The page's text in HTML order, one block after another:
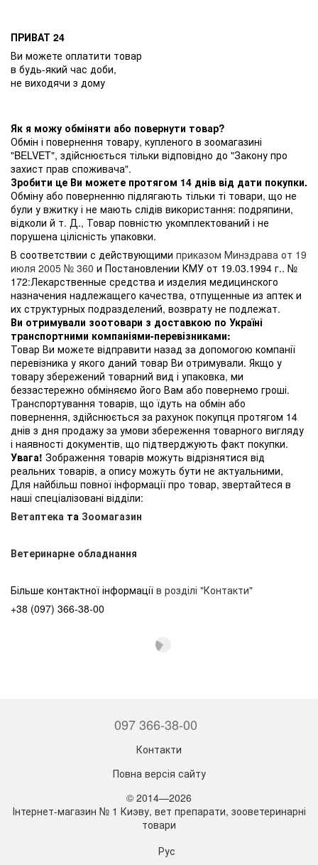
ПРИВАТ 24
Ви можете оплатити товар
в будь-який час доби,
не виходячи з дому
Як я можу обміняти або повернути товар?
Обмін і повернення товару, купленого в зоомагазині
"BELVET", здійснюється тільки відповідно до "Закону про
захист прав споживача".
Зробити це Ви можете протягом 14 днів від дати покупки.
Обміну або поверненню підлягають тільки ті товари, що не
були у вжитку і не мають слідів використання: подряпини,
відколи й т. Д., Товар повністю укомплектований і не
порушена цілісність упаковки.
В соответствии с действующими приказом Минздрава от 19
июля 2005 № 360 и Постановлении КМУ от 19.03.1994 г.. №
172:Лекарственные средства и изделия медицинского
назначения надлежащего качества, отпущенные из аптек и
их структурных подразделений, возврату не подлежат.
Ви отримували зоотовари з доставкою по Україні
транспортними компаніями-перевізниками:
Товар Ви можете відправити назад за допомогою компанії
перевізника у якого даний товар Ви отримували. Якщо у
товару збережений товарний вид і упаковка, ми
беззастережно обміняємо його Вам або повернемо гроші.
Транспортування товарів, що їдуть на обмін або
повернення, здійснюється за рахунок покупця протягом 14
днів з дня продажу за умови збереження товарного вигляду
і наявності документів, що підтверджують факт покупки.
Увага! Зображення товарів можуть відрізнятися від
реальних товарів, а опису можуть бути не актуальними,
Для найбільш повної інформації про товар, звертайтеся в
наші спеціалізовані відділи:
Ветаптека та Зоомагазин
Ветеринарне обладнання
Більше контактної інформації в розділі "Контакти"
+38 (097) 366-38-00
097 366-38-00
Контакти
Повна версія сайту
© 2014—2026
Інтернет-магазин № 1 Киэву, вет препарати, зооветеринарні
товари
Рус